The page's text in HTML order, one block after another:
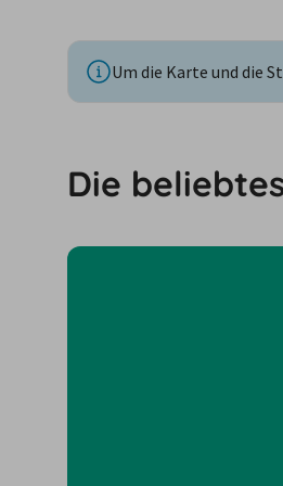
Um die Karte und die
Die